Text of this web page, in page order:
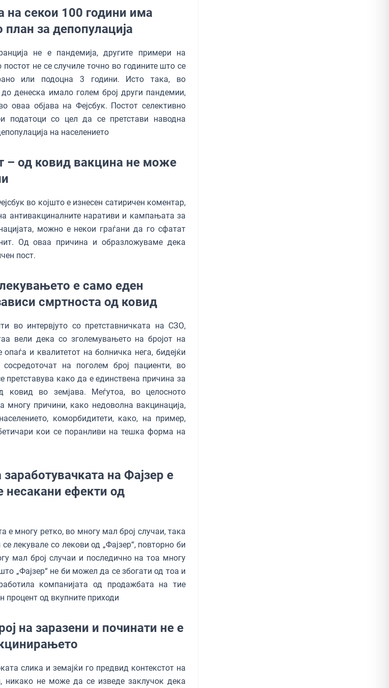
на секои 100 години има
план за депопулација
не е пандемија, другите примери на
не се случиле точно во годините што се
или подоцна 3 години. Исто така, во
денеска имало голем број други пандемии,
оваа објава на Фејсбук. Постот селективно
податоци со цел да се претстави наводна
на населението
– од ковид вакцина не може
во којшто е изнесен сатиричен коментар,
антивакциналните наративи и кампањата за
можно е некои граѓани да го сфатaт
Од оваа причина и образложуваме дека
пост.
е само еден
смртноста од ковид
во интервјуто со претставничката на СЗО,
вели дека со зголемувањето на бројот на
опаѓа и квалитетот на болничка нега, бидејќи
на поголем број пациенти, во
претставува како да е единствена причина за
ковид во земјава. Меѓутоа, во целосното
многу причини, како недоволна вакцинација,
коморбидитети, како, на пример,
кои се поранливи на тешка форма на
на Фајзер е
несакани ефекти од
е многу ретко, во многу мал број случаи, така
лекувале со лекови од „Фајзер“, повторно би
мал број случаи и последично на тоа многу
„Фајзер“ не би можел да се збогати од тоа и
компанијата од продажбата на тие
процент од вкупните приходи
на заразени и починати не е
слика и земајќи го предвид контекстот на
никако не може да се изведе заклучок дека